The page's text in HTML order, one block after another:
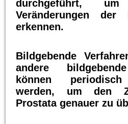
durchgeführt, um
Veränderungen der
erkennen.
Bildgebende
andere
können
werden, um den
Prostata genauer zu